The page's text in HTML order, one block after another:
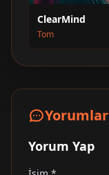
ClearMind
Tom
Yorumlar
Yorum Yap